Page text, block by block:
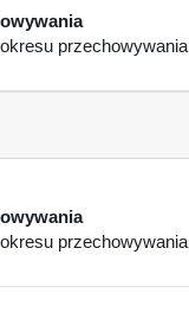
przechowywania
przechowywania